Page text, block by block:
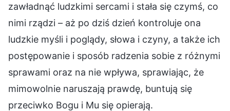
zawładnąć ludzkimi sercami i stała się czymś, co
nimi rządzi – aż po dziś dzień kontroluje ona
ludzkie myśli i poglądy, słowa i czyny, a także ich
postępowanie i sposób radzenia sobie z różnymi
sprawami oraz na nie wpływa, sprawiając, że
mimowolnie naruszają prawdę, buntują się
przeciwko Bogu i Mu się opierają.